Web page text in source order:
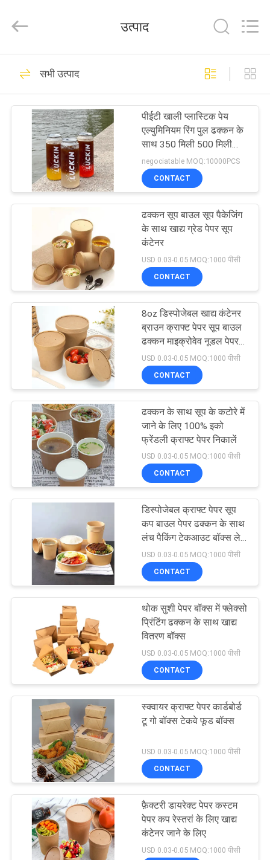
उत्पादों
भ्रमण
गुणवत्ता
नियंत्रण
संपर्क
समाचार
मामलों
साइटमैप
PRIVACY
POLICY
Co.,Ltd..
Developed
प्लास्टिक खाद्य जार
86
प्लास्टिक पेय जार
46
प्लास्टिक पेंच कैप जार
83
प्लास्टिक पेय के डिब्बे
50
प्लास्टिक खाद्य डिब्बे
59
डिस्पोजेबल जूस की बोतलें
23
66
उत्पाद
सभी उत्पाद
पीईटी खाली प्लास्टिक पेय
एल्युमिनियम रिंग पुल ढक्कन के
साथ 350 मिली 500 मिली
बीयर सोडा दूध चाय कॉफी का
रस कर सकते हैं;
negociatable MOQ:10000PCS
CONTACT
ढक्कन सूप बाउल सूप पैकेजिंग
के साथ खाद्य ग्रेड पेपर सूप
कंटेनर
USD 0.03-0.05 MOQ:1000 पीसी
CONTACT
8oz डिस्पोजेबल खाद्य कंटेनर
ब्राउन क्राफ्ट पेपर सूप बाउल
ढक्कन माइक्रोवेव नूडल पेपर
बाउल के साथ
USD 0.03-0.05 MOQ:1000 पीसी
CONTACT
ढक्कन के साथ सूप के कटोरे में
जाने के लिए 100% इको
फ्रेंडली क्राफ्ट पेपर निकालें
USD 0.03-0.05 MOQ:1000 पीसी
CONTACT
डिस्पोजेबल क्राफ्ट पेपर सूप
कप बाउल पेपर ढक्कन के साथ
लंच पैकिंग टेकआउट बॉक्स ले
जाएं
USD 0.03-0.05 MOQ:1000 पीसी
CONTACT
थोक सुशी पेपर बॉक्स में फ्लेक्सो
प्रिंटिंग ढक्कन के साथ खाद्य
वितरण बॉक्स
USD 0.03-0.05 MOQ:1000 पीसी
CONTACT
स्क्वायर क्राफ्ट पेपर कार्डबोर्ड
टू गो बॉक्स टेकवे फूड बॉक्स
USD 0.03-0.05 MOQ:1000 पीसी
CONTACT
फ़ैक्टरी डायरेक्ट पेपर कस्टम
पेपर कप रेस्तरां के लिए खाद्य
कंटेनर जाने के लिए
USD 0.03-0.05 MOQ:1000 पीसी